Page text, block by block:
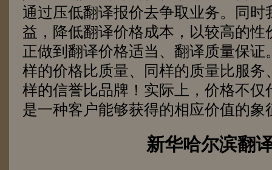
通过压低翻译报价去争取业务。同
益，降低翻译价格成本，以较高的
正做到翻译价格适当、翻译质量保
样的价格比质量、同样的质量比服
样的信誉比品牌！实际上，价格不
是一种客户能够获得的相应价值的象
新华哈尔滨翻